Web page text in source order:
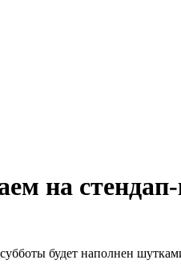
на
будет наполнен